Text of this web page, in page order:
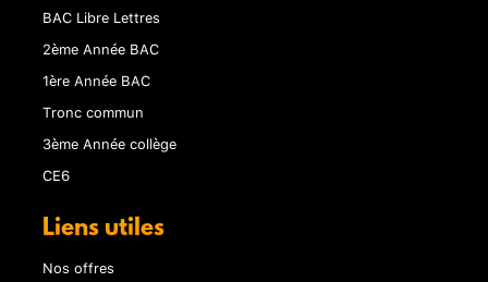
BAC Libre Lettres
2ème Année BAC
1ère Année BAC
Tronc commun
3ème Année collège
CE6
Liens utiles
Nos offres